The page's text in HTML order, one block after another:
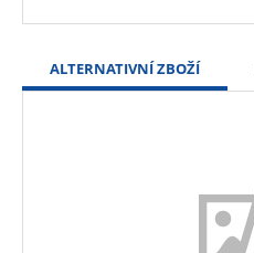
ALTERNATIVNÍ ZBOŽÍ